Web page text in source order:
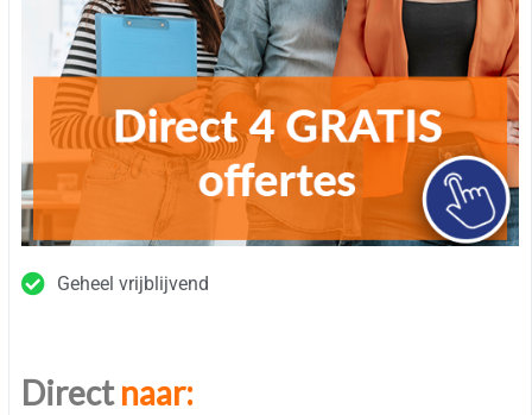
Geheel vrijblijvend
Directnaar: